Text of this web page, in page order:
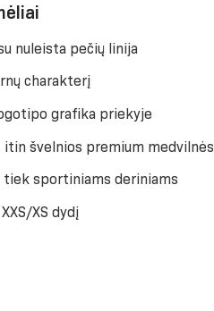
nuleista pečių linija
charakterį
grafika priekyje
švelnios premium medvilnės
sportiniams deriniams
XS dydį